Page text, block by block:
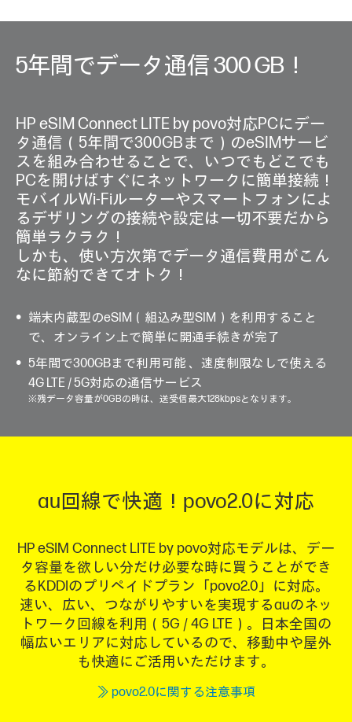
5年間でデータ通信 300 GB！
HP eSIM Connect LITE by povo対応PCにデー
タ通信（5年間で300GBまで）のeSIMサービ
スを組み合わせることで、いつでもどこでも
PCを開けばすぐにネットワークに簡単接続！
モバイルWi-Fiルーターやスマートフォンによ
るデザリングの接続や設定は一切不要だから
簡単ラクラク！
しかも、使い方次第でデータ通信費用がこん
なに節約できてオトク！
端末内蔵型のeSIM（組込み型SIM）を利用すること
で、オンライン上で簡単に開通手続きが完了
5年間で300GBまで利用可能 、速度制限なしで使える
4G LTE / 5G対応の通信サービス
※残データ容量が0GBの時は、送受信最大128kbpsとなります。
au回線で快適！povo2.0に対応
HP eSIM Connect LITE by povo対応モデルは、デー
タ容量を欲しい分だけ必要な時に買うことができ
るKDDIのプリペイドプラン「povo2.0」に対応。
速い、広い、つながりやすいを実現するauのネッ
トワーク回線を利用（5G / 4G LTE）。日本全国の
幅広いエリアに対応しているので、移動中や屋外
も快適にご活用いただけます。
≫ povo2.0に関する注意事項